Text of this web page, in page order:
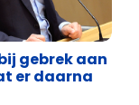
gebrek aan
er daarna